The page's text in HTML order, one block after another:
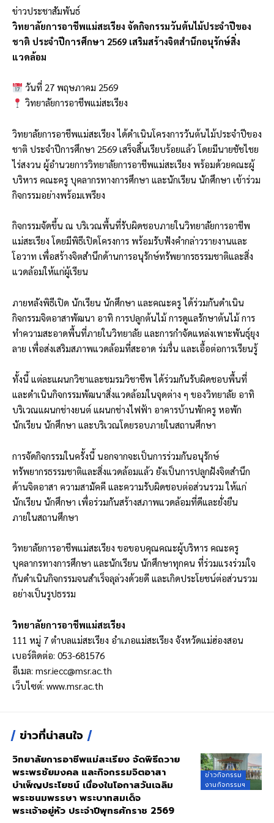
ข่าวประชาสัมพันธ์
วิทยาลัยการอาชีพแม่สะเรียง จัดกิจกรรมวันต้นไม้ประจำปีของ
ชาติ ประจำปีการศึกษา 2569 เสริมสร้างจิตสำนึกอนุรักษ์สิ่ง
แวดล้อม
วันที่ 27 พฤษภาคม 2569
วิทยาลัยการอาชีพแม่สะเรียง
วิทยาลัยการอาชีพแม่สะเรียง ได้ดำเนินโครงการวันต้นไม้ประจำปีของ
ชาติ ประจำปีการศึกษา 2569 เสร็จสิ้นเรียบร้อยแล้ว โดยมีนายชัชไชย
ไร่สงวน ผู้อำนวยการวิทยาลัยการอาชีพแม่สะเรียง พร้อมด้วยคณะผู้
บริหาร คณะครู บุคลากรทางการศึกษา และนักเรียน นักศึกษา เข้าร่วม
กิจกรรมอย่างพร้อมเพรียง
กิจกรรมจัดขึ้น ณ บริเวณพื้นที่รับผิดชอบภายในวิทยาลัยการอาชีพ
แม่สะเรียง โดยมีพิธีเปิดโครงการ พร้อมรับฟังคำกล่าวรายงานและ
โอวาท เพื่อสร้างจิตสำนึกด้านการอนุรักษ์ทรัพยากรธรรมชาติและสิ่ง
แวดล้อมให้แก่ผู้เรียน
ภายหลังพิธีเปิด นักเรียน นักศึกษา และคณะครู ได้ร่วมกันดำเนิน
กิจกรรมจิตอาสาพัฒนา อาทิ การปลูกต้นไม้ การดูแลรักษาต้นไม้ การ
ทำความสะอาดพื้นที่ภายในวิทยาลัย และการกำจัดแหล่งเพาะพันธุ์ยุง
ลาย เพื่อส่งเสริมสภาพแวดล้อมที่สะอาด ร่มรื่น และเอื้อต่อการเรียนรู้
ทั้งนี้ แต่ละแผนกวิชาและชมรมวิชาชีพ ได้ร่วมกันรับผิดชอบพื้นที่
และดำเนินกิจกรรมพัฒนาสิ่งแวดล้อมในจุดต่าง ๆ ของวิทยาลัย อาทิ
บริเวณแผนกช่างยนต์ แผนกช่างไฟฟ้า อาคารบ้านพักครู หอพัก
นักเรียน นักศึกษา และบริเวณโดยรอบภายในสถานศึกษา
การจัดกิจกรรมในครั้งนี้ นอกจากจะเป็นการร่วมกันอนุรักษ์
ทรัพยากรธรรมชาติและสิ่งแวดล้อมแล้ว ยังเป็นการปลูกฝังจิตสำนึก
ด้านจิตอาสา ความสามัคคี และความรับผิดชอบต่อส่วนรวม ให้แก่
นักเรียน นักศึกษา เพื่อร่วมกันสร้างสภาพแวดล้อมที่ดีและยั่งยืน
ภายในสถานศึกษา
วิทยาลัยการอาชีพแม่สะเรียง ขอขอบคุณคณะผู้บริหาร คณะครู
บุคลากรทางการศึกษา และนักเรียน นักศึกษาทุกคน ที่ร่วมแรงร่วมใจ
กันดำเนินกิจกรรมจนสำเร็จลุล่วงด้วยดี และเกิดประโยชน์ต่อส่วนรวม
อย่างเป็นรูปธรรม
วิทยาลัยการอาชีพแม่สะเรียง
111 หมู่ 7 ตำบลแม่สะเรียง อำเภอแม่สะเรียง จังหวัดแม่ฮ่องสอน
เบอร์ติดต่อ: 053-681576
อีเมล: msr.iecc@msr.ac.th
เว็บไซต์: www.msr.ac.th
ข่าวที่น่าสนใจ
ข่าวกิจกรรม
งานกิจกรรมฯ
วิทยาลัยการอาชีพแม่สะเรียง จัดพิธีถวาย
พระพรชัยมงคล และกิจกรรมจิตอาสา
บำเพ็ญประโยชน์ เนื่องในโอกาสวันเฉลิม
พระชนมพรรษา พระบาทสมเด็จ
พระเจ้าอยู่หัว ประจำปีพุทธศักราช 2569